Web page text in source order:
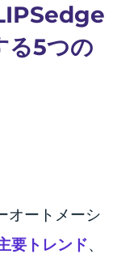
る5つの
オートメーシ
要トレンド、